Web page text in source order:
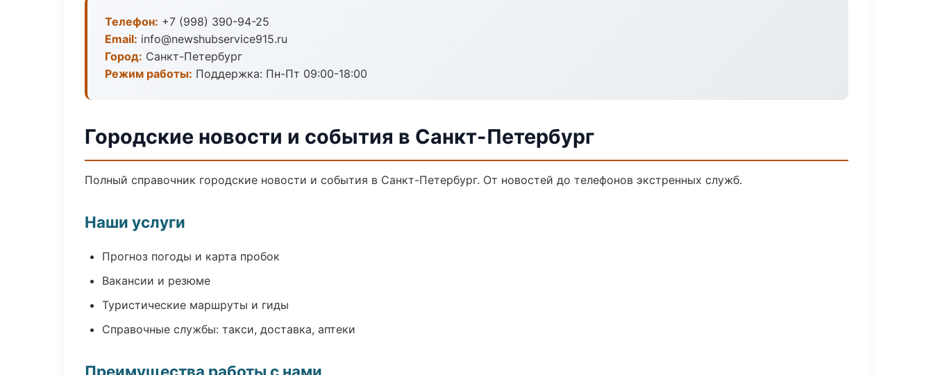
Телефон: +7 (998) 390-94-25
Email: info@newshubservice915.ru
Город: Санкт-Петербург
Режим работы: Поддержка: Пн-Пт 09:00-18:00
Городские новости и события в Санкт-Петербург
Полный справочник городские новости и события в Санкт-Петербург. От новостей до телефонов экстренных служб.
Наши услуги
Прогноз погоды и карта пробок
Вакансии и резюме
Туристические маршруты и гиды
Справочные службы: такси, доставка, аптеки
Преимущества работы с нами